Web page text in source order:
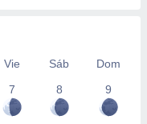
Vie Sáb
Dom
7 8 9